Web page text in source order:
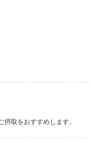
取をおすすめします。